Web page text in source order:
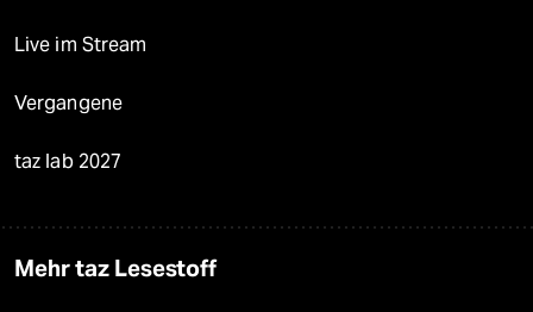
Live im Stream
Vergangene
taz lab 2027
Mehr taz Lesestoff